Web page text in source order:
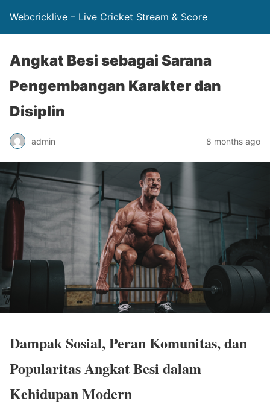
Webcricklive – Live Cricket Stream & Score
Angkat Besi sebagai Sarana
Pengembangan Karakter dan
Disiplin
admin 8 months ago
Dampak Sosial, Peran Komunitas, dan
Popularitas Angkat Besi dalam
Kehidupan Modern